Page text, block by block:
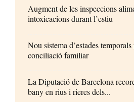
Augment de les inspeccions
intoxicacions durant l’estiu
Nou sistema d’estades
conciliació familiar
La Diputació de Barcelona
bany en rius i rieres dels...